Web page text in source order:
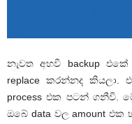
නැවත අහවි backup
replace කරන්නද කියලා.
process එක පටන්
ඔබේ data වල amount එක